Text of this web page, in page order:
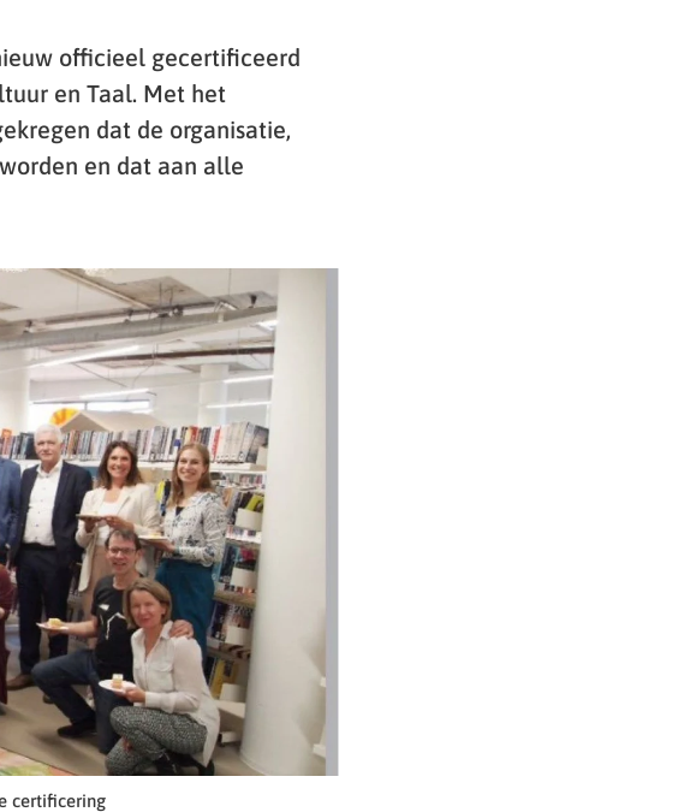
officieel gecertificeerd
en Taal. Met het
dat de organisatie,
en dat aan alle
certificering